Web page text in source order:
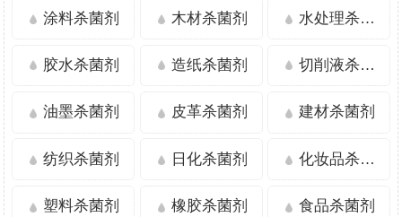
涂料杀菌剂 木材杀菌剂 水处理杀菌剂
胶水杀菌剂 造纸杀菌剂 切削液杀菌剂
油墨杀菌剂 皮革杀菌剂 建材杀菌剂
纺织杀菌剂 日化杀菌剂 化妆品杀菌剂
塑料杀菌剂 橡胶杀菌剂 食品杀菌剂